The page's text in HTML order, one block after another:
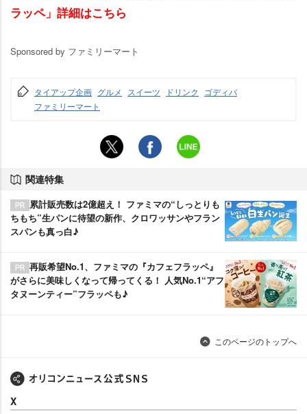
ラッペ」詳細はこちら
Sponsored by ファミリーマート
タイアップ企画 グルメ スイーツ ドリンク
ゴディバ
ファミリーマート
関連特集
累計販売数は2億超え！ ファミマの“しっとりも
ちもち”生パンに待望の新作、クロワッサンやフラン
スパンも真っ白♪
再販希望No.1、ファミマの『カフェフラッペ』
がさらに美味しくなって帰ってくる！ 人気No.1“アフ
タヌーンティー”フラッペも♪
このページのトップへ
X